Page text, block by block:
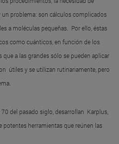
un problema: son cálculos complicados
a moléculas pequeñas. Por ello, éstas
como cuánticos, en función de los
a las grandes sólo se pueden aplicar
útiles y se utilizan rutinariamente, pero
del pasado siglo, desarrollan Karplus,
potentes herramientas que reúnen las